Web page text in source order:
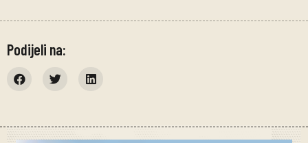
Podijeli na: